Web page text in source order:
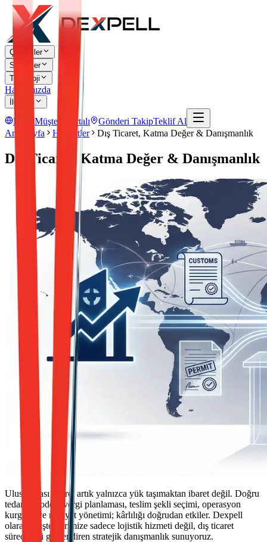
Çözümler
Sektörler
Teknoloji
Hakkımızda
İletişim
EN Müşteri Portalı Gönderi TakipTeklif Al
Ana Sayfa
Hizmetler Dış Ticaret, Katma Değer & Danışmanlık
Dış Ticaret, Katma Değer & Danışmanlık
Uluslararası ticaret artık yalnızca yük taşımaktan ibaret değil. Doğru
tedarik modeli, vergi planlaması, teslim şekli seçimi, operasyon
kurgusu ve maliyet yönetimi; kârlılığı doğrudan etkiler. Dexpell
olarak müşterilerimize sadece lojistik hizmeti değil, dış ticaret
süreçlerini güçlendiren stratejik danışmanlık sunuyoruz.